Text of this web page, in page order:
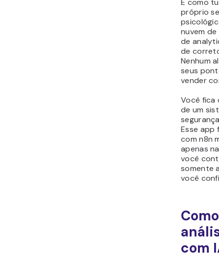
E como
próprio
nuvem
de
de
Nenhum
seus
vender
Você fica
de um
Esse app
com n8n
apenas
você
somente
você
com